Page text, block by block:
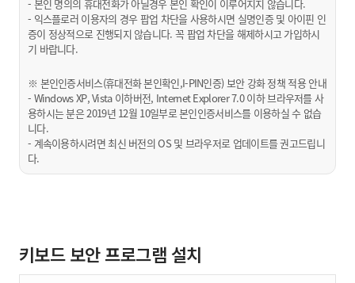
- 본인 명의의 휴대전화가 아닐경우 본인 확인이 이루어지지 않습니다.
- 익스플로러 이용자의 경우 팝업 차단을 사용하시면 실명인증 및 아이핀 인
증이 정상적으로 진행되지 않습니다. 꼭 팝업 차단을 해제하시고 가입하시
기 바랍니다.
※ 본인인증서비스(휴대전화 본인확인,I-PIN인증) 보안 강화 정책 적용 안내
- Windows XP, Vista 이하버전, Internet Explorer 7.0 이하 브라우저를 사
용하시는 분은 2019년 12월 10일부로 본인인증서비스를 이용하실 수 없습
니다.
- 계속이용하시려면 최신 버전의 OS 및 브라우저로 업데이트를 권고드립니
다.
키보드 보안 프로그램 설치